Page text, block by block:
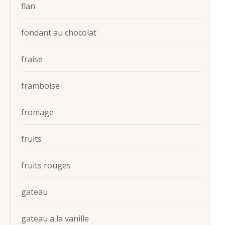
flan
fondant au chocolat
fraise
framboise
fromage
fruits
fruits rouges
gateau
gateau a la vanille